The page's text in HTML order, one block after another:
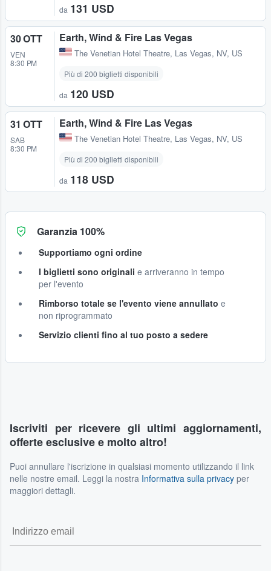
da 131 USD
30 OTT
VEN
8:30 PM
Earth, Wind & Fire Las Vegas
The Venetian Hotel Theatre, Las Vegas, NV, US
Più di 200 biglietti disponibili
da 120 USD
31 OTT
SAB
8:30 PM
Earth, Wind & Fire Las Vegas
The Venetian Hotel Theatre, Las Vegas, NV, US
Più di 200 biglietti disponibili
da 118 USD
Garanzia 100%
Supportiamo ogni ordine
I biglietti sono originali e arriveranno in tempo
per l'evento
Rimborso totale se l'evento viene annullato e
non riprogrammato
Servizio clienti fino al tuo posto a sedere
Iscriviti per ricevere gli ultimi aggiornamenti,
offerte esclusive e molto altro!
Puoi annullare l'iscrizione in qualsiasi momento utilizzando il link
nelle nostre email. Leggi la nostra Informativa sulla privacy per
maggiori dettagli.